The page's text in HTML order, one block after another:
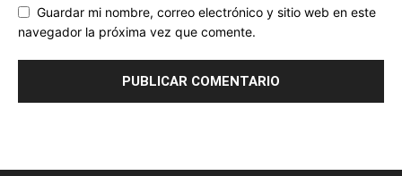
Guardar mi nombre, correo electrónico y sitio web en este
navegador la próxima vez que comente.